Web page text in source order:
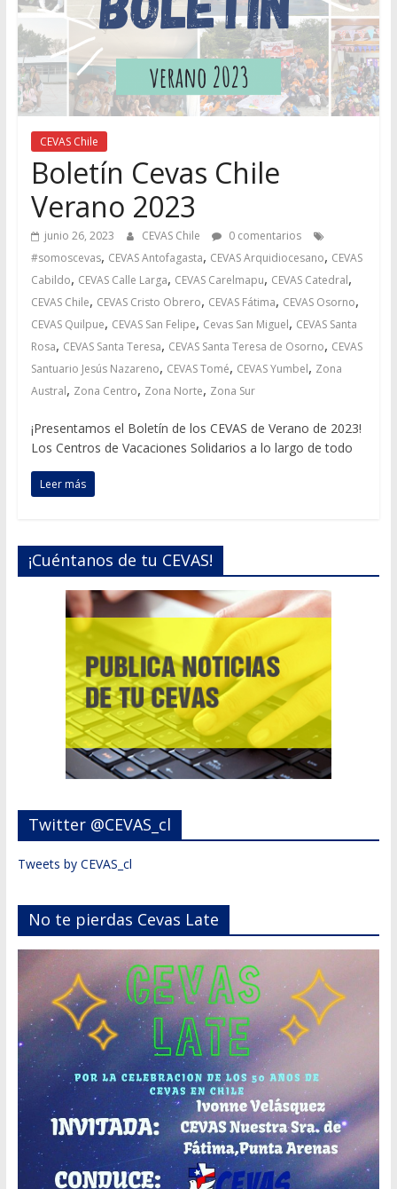
CEVAS Chile
Boletín Cevas Chile
Verano 2023
junio 26, 2023 CEVAS Chile
0 comentarios
#somoscevas, CEVAS Antofagasta, CEVAS Arquidiocesano, CEVAS
Cabildo, CEVAS Calle Larga, CEVAS Carelmapu, CEVAS Catedral,
CEVAS Chile, CEVAS Cristo Obrero, CEVAS Fátima, CEVAS Osorno,
CEVAS Quilpue, CEVAS San Felipe, Cevas San Miguel, CEVAS Santa
Rosa, CEVAS Santa Teresa, CEVAS Santa Teresa de Osorno, CEVAS
Santuario Jesús Nazareno, CEVAS Tomé, CEVAS Yumbel, Zona
Austral, Zona Centro, Zona Norte, Zona Sur
¡Presentamos el Boletín de los CEVAS de Verano de 2023!
Los Centros de Vacaciones Solidarios a lo largo de todo
Leer más
¡Cuéntanos de tu CEVAS!
Twitter @CEVAS_cl
Tweets by CEVAS_cl
No te pierdas Cevas Late